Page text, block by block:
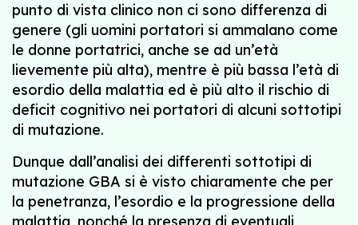
punto di vista clinico non ci sono differenza di
genere (gli uomini portatori si ammalano come
le donne portatrici, anche se ad un’età
lievemente più alta), mentre è più bassa l’età di
esordio della malattia ed è più alto il rischio di
deficit cognitivo nei portatori di alcuni sottotipi
di mutazione.
Dunque dall’analisi dei differenti sottotipi di
mutazione GBA si è visto chiaramente che per
la penetranza, l’esordio e la progressione della